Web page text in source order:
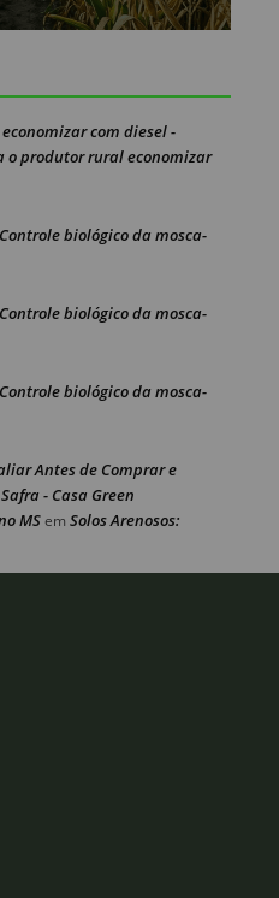
com diesel -
o produtor rural economizar
Controle biológico da mosca-
Controle biológico da mosca-
Controle biológico da mosca-
Antes de Comprar e
- Casa Green
MSem Solos Arenosos: